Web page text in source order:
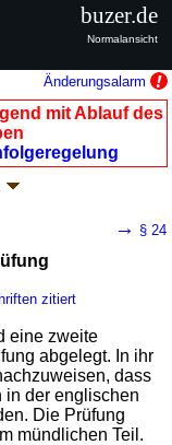
Änderungsalarm
mit Ablauf des
gehobenen
Artikel 5V. v.
→ § 24
zitiert
eine zweite
abgelegt. In ihr
dass
in der englischen
Die Prüfung
mündlichen Teil.
buzer.de
Normalansicht